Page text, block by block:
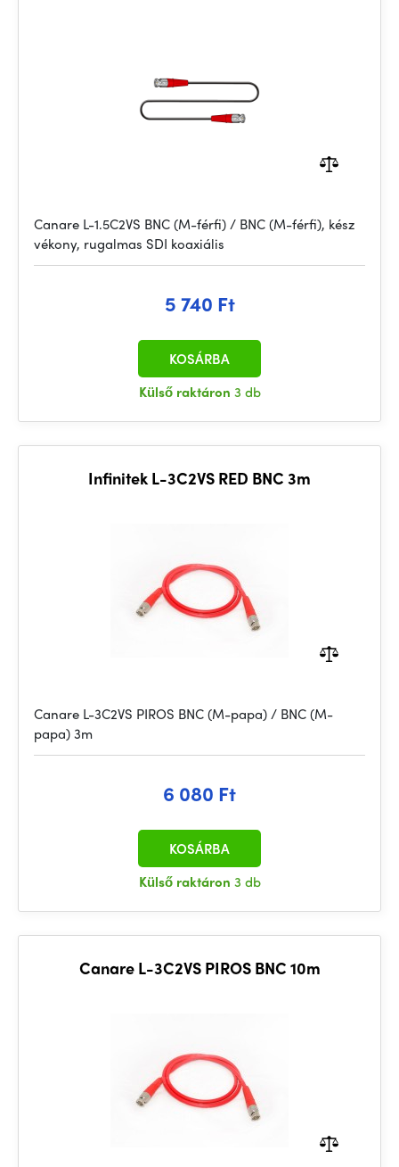
Canare L-1.5C2VS BNC (M-férfi) / BNC (M-férfi), kész
vékony, rugalmas SDI koaxiális
5 740 Ft
Külső raktáron 3 db
KOSÁRBA
Infinitek L-3C2VS RED BNC 3m
Canare L-3C2VS PIROS BNC (M-papa) / BNC (M-
papa) 3m
6 080 Ft
Külső raktáron 3 db
KOSÁRBA
Canare L-3C2VS PIROS BNC 10m